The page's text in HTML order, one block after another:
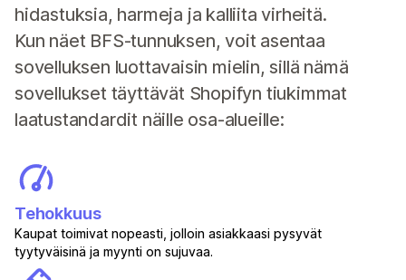
hidastuksia, harmeja ja kalliita virheitä.
Kun näet BFS-tunnuksen, voit asentaa
sovelluksen luottavaisin mielin, sillä nämä
sovellukset täyttävät Shopifyn tiukimmat
laatustandardit näille osa-alueille:
Tehokkuus
Kaupat toimivat nopeasti, jolloin asiakkaasi pysyvät
tyytyväisinä ja myynti on sujuvaa.